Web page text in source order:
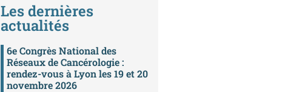
Les dernières
actualités
6e Congrès National des
Réseaux de Cancérologie :
rendez-vous à Lyon les 19 et 20
novembre 2026